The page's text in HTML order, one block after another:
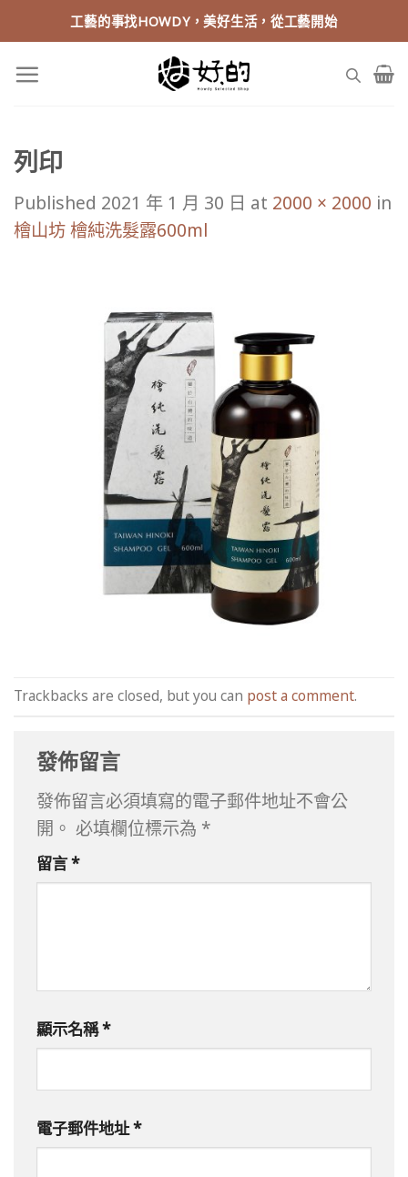
to
content
工藝的事找HOWDY，美好生活，從工藝開始
列印
Published 2021 年 1 月 30 日 at 2000 × 2000 in
檜山坊 檜純洗髮露600ml
Trackbacks are closed, but you can post a comment.
發佈留言
發佈留言必須填寫的電子郵件地址不會公
開。 必填欄位標示為 *
留言*
顯示名稱*
電子郵件地址*